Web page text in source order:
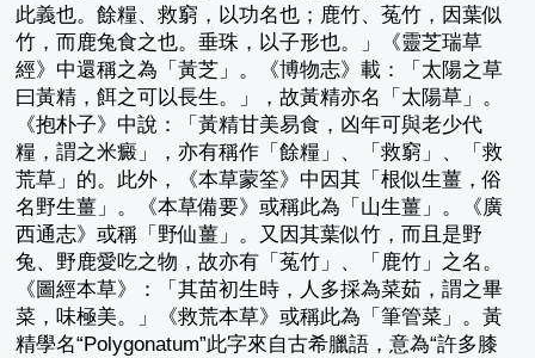
此義也。餘糧、救窮，以功名也；鹿竹、菟竹，因葉似
竹，而鹿兔食之也。垂珠，以子形也。」《靈芝瑞草
經》中還稱之為「黃芝」。《博物志》載：「太陽之草
曰黃精，餌之可以長生。」，故黃精亦名「太陽草」。
《抱朴子》中說：「黃精甘美易食，凶年可與老少代
糧，謂之米癜」，亦有稱作「餘糧」、「救窮」、「救
荒草」的。此外，《本草蒙筌》中因其「根似生薑，俗
名野生薑」。《本草備要》或稱此為「山生薑」。《廣
西通志》或稱「野仙薑」。又因其葉似竹，而且是野
兔、野鹿愛吃之物，故亦有「菟竹」、「鹿竹」之名。
《圖經本草》：「其苗初生時，人多採為菜茹，謂之畢
菜，味極美。」《救荒本草》或稱此為「筆管菜」。黃
精學名“Polygonatum”此字來自古希臘語，意為“許多膝